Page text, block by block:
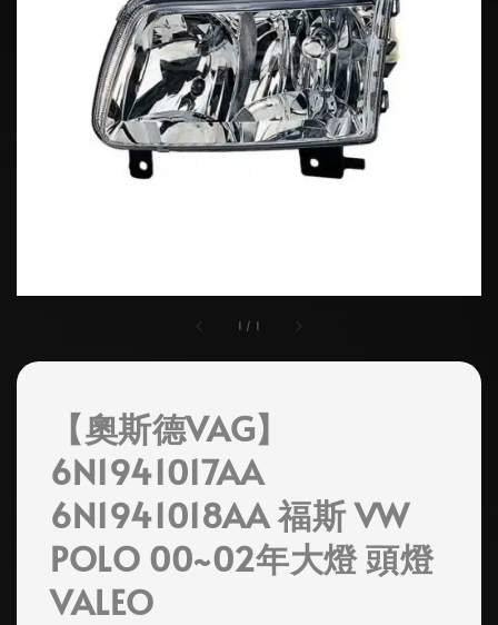
1 / 1
【奧斯德VAG】
6N1941017AA
6N1941018AA 福斯 VW
POLO 00~02年大燈 頭燈
VALEO